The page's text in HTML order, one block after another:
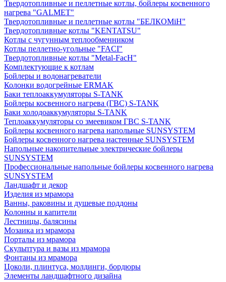
Твердотопливные и пеллетные котлы, бойлеры косвенного
нагрева "GALMET"
Твердотопливные и пеллетные котлы "БЕЛКОМiН"
Твердотопливные котлы "KENTATSU"
Котлы с чугунным теплообменником
Котлы пеллетно-угольные "FACI"
Твердотопливные котлы "Metal-FacH"
Комплектующие к котлам
Бойлеры и водонагреватели
Колонки водогрейные ERMAK
Баки теплоаккумуляторы S-TANK
Бойлеры косвенного нагрева (ГВС) S-TANK
Баки холодоаккумуляторы S-TANK
Теплоаккумуляторы со змеевиком ГВС S-TANK
Бойлеры косвенного нагрева напольные SUNSYSTEM
Бойлеры косвенного нагрева настенные SUNSYSTEM
Напольные накопительные электрические бойлеры
SUNSYSTEM
Профессиональные напольные бойлеры косвенного нагрева
SUNSYSTEM
Ландшафт и декор
Изделия из мрамора
Ванны, раковины и душевые поддоны
Колонны и капители
Лестницы, балясины
Мозаика из мрамора
Порталы из мрамора
Скульптура и вазы из мрамора
Фонтаны из мрамора
Цоколи, плинтуса, молдинги, бордюры
Элементы ландшафтного дизайна